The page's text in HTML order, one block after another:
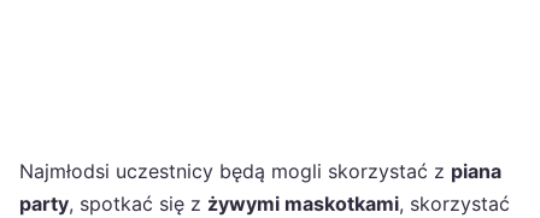
Najmłodsi uczestnicy będą mogli skorzystać z piana
party, spotkać się z żywymi maskotkami, skorzystać